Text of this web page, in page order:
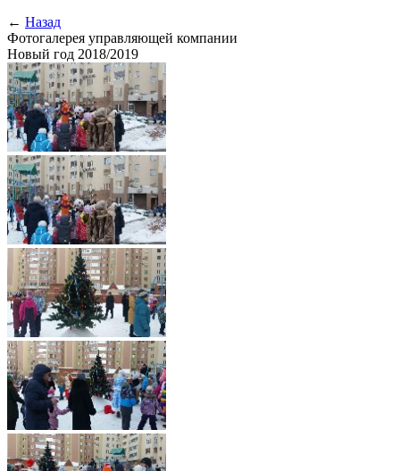
← Назад
Фотогалерея управляющей компании
Новый год 2018/2019